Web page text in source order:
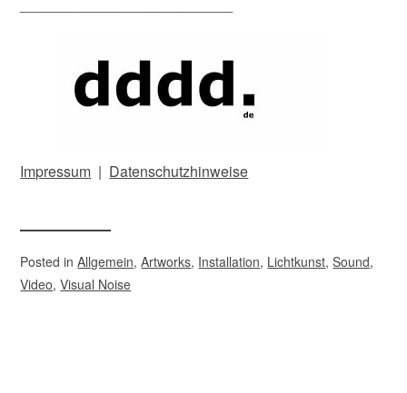
Impressum | Datenschutzhinweise
Posted inAllgemein,Artworks, Installation, Lichtkunst,Sound,
Video,Visual Noise